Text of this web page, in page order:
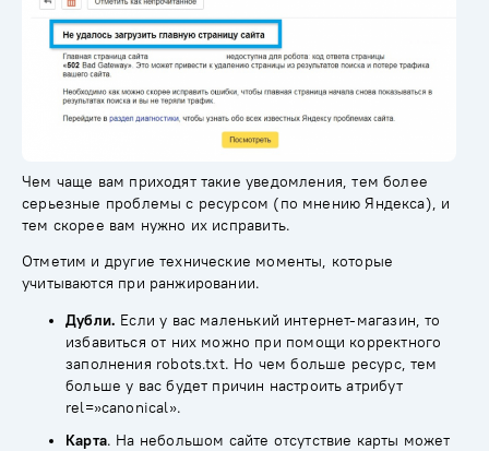
Чем чаще вам приходят такие уведомления, тем более
серьезные проблемы с ресурсом (по мнению Яндекса), и
тем скорее вам нужно их исправить.
Отметим и другие технические моменты, которые
учитываются при ранжировании.
Дубли. Если у вас маленький интернет-магазин, то
избавиться от них можно при помощи корректного
заполнения robots.txt. Но чем больше ресурс, тем
больше у вас будет причин настроитьатрибут
rel=»canonical».
Карта. На небольшом сайте отсутствие карты может